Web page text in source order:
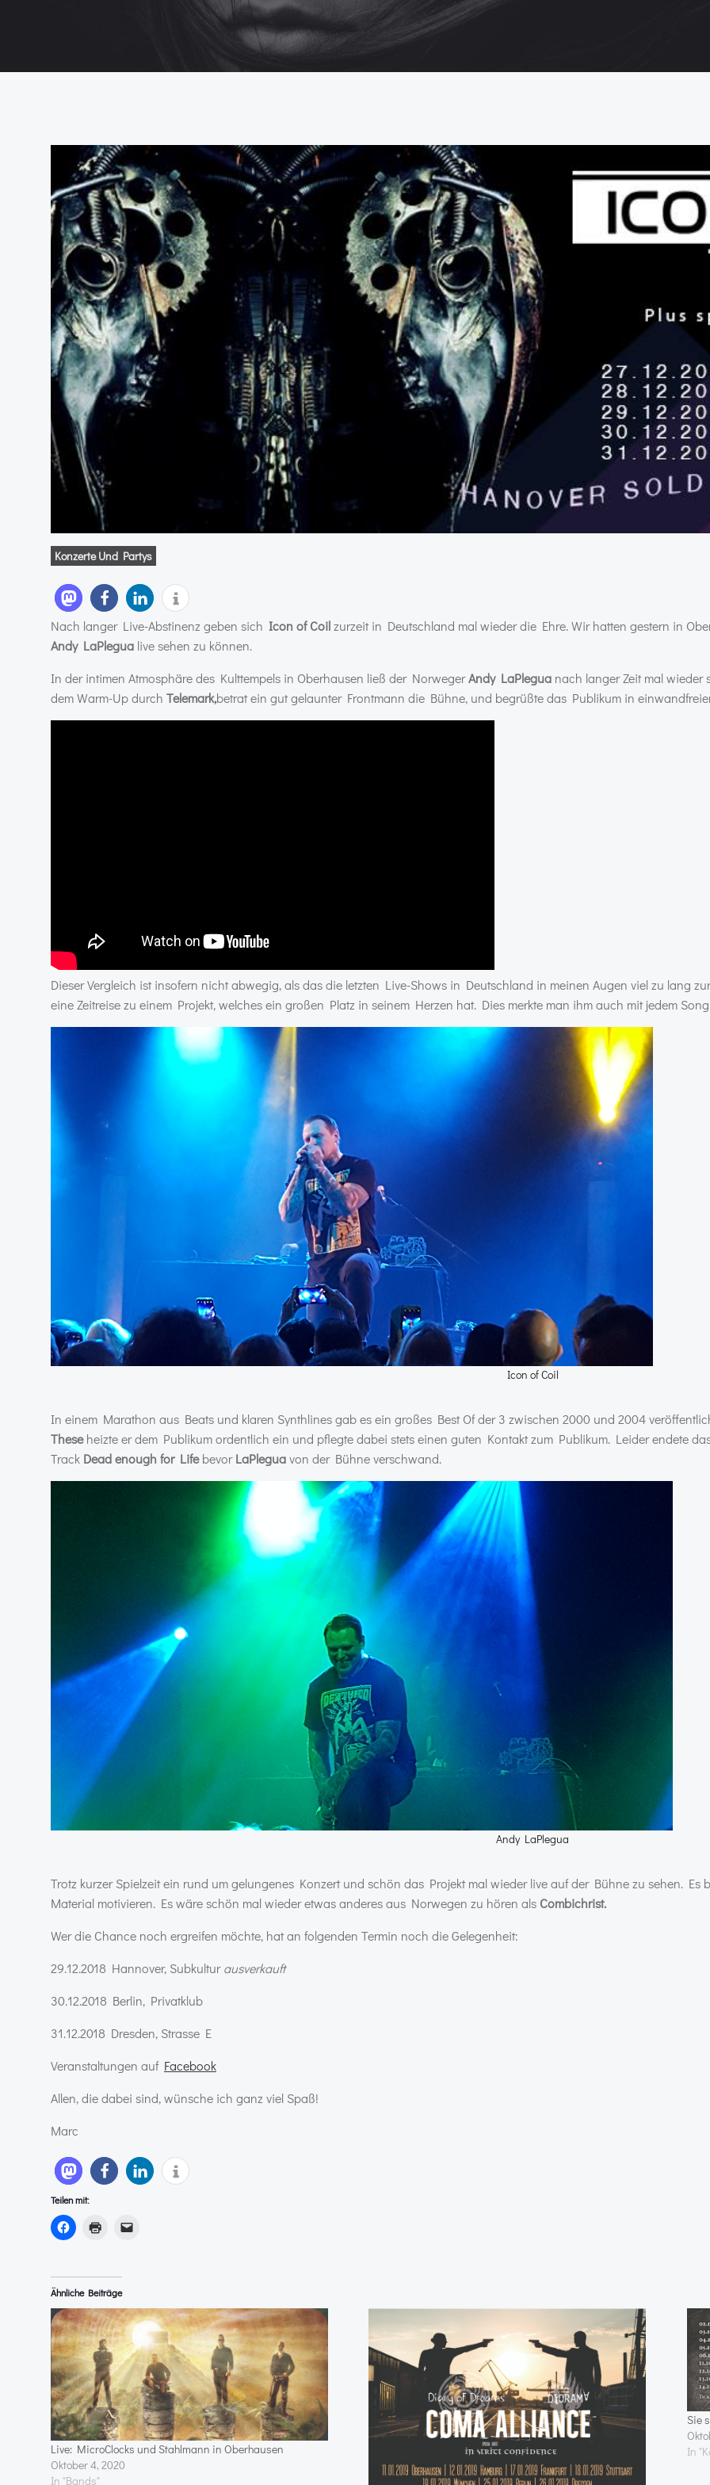
Konzerte Und Partys
Nach langer Live-Abstinenz geben sich Icon of Coilzurzeit in Deutschland mal wieder die Ehre. Wir hatten gestern in
Andy LaPlegua live sehen zu können.
In der intimen Atmosphäre des Kulttempels in Oberhausen ließ der NorwegerAndy LaPlegua nach langer Zeit mal wieder
dem Warm-Up durch Telemark,betrat ein gut gelaunter Frontmann die Bühne, und begrüßte das Publikum in
Dieser Vergleich ist insofern nicht abwegig, als das die letzten Live-Shows in Deutschland in meinen Augen viel zu lang
eine Zeitreise zu einem Projekt, welches ein großen Platz in seinem Herzen hat. Dies merkte man ihm auch mit jedem
Icon of Coil
In einem Marathon aus Beats und klaren Synthlines gab es ein großes Best Of der 3 zwischen 2000 und 2004
Theseheizte er dem Publikum ordentlich ein und pflegte dabei stets einen guten Kontakt zum Publikum. Leider endete
Track Dead enough for LifebevorLaPleguavon der Bühne verschwand.
Andy LaPlegua
Trotz kurzer Spielzeit ein rund um gelungenes Konzert und schön das Projekt mal wieder live auf der Bühne zu sehen. Es
Material motivieren. Es wäre schön mal wieder etwas anderes aus Norwegen zu hören als Combichrist.
Wer die Chance noch ergreifen möchte, hat an folgenden Termin noch die Gelegenheit:
29.12.2018 Hannover, Subkulturausverkauft
30.12.2018 Berlin, Privatklub
31.12.2018 Dresden, Strasse E
Veranstaltungen auf Facebook
Allen, die dabei sind, wünsche ich ganz viel Spaß!
Marc
Teilen mit:
Ähnliche Beiträge
Live: MicroClocks und Stahlmann in Oberhausen
Oktober 4, 2020
In "Bands"
Sie
In